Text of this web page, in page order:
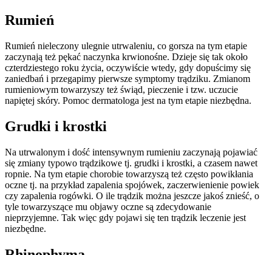
Rumień
Rumień nieleczony ulegnie utrwaleniu, co gorsza na tym etapie
zaczynają też pękać naczynka krwionośne. Dzieje się tak około
czterdziestego roku życia, oczywiście wtedy, gdy dopuścimy się
zaniedbań i przegapimy pierwsze symptomy trądziku. Zmianom
rumieniowym towarzyszy też świąd, pieczenie i tzw. uczucie
napiętej skóry. Pomoc dermatologa jest na tym etapie niezbędna.
Grudki i krostki
Na utrwalonym i dość intensywnym rumieniu zaczynają pojawiać
się zmiany typowo trądzikowe tj. grudki i krostki, a czasem nawet
ropnie. Na tym etapie chorobie towarzyszą też często powikłania
oczne tj. na przykład zapalenia spojówek, zaczerwienienie powiek
czy zapalenia rogówki. O ile trądzik można jeszcze jakoś znieść, o
tyle towarzyszące mu objawy oczne są zdecydowanie
nieprzyjemne. Tak więc gdy pojawi się ten trądzik leczenie jest
niezbędne.